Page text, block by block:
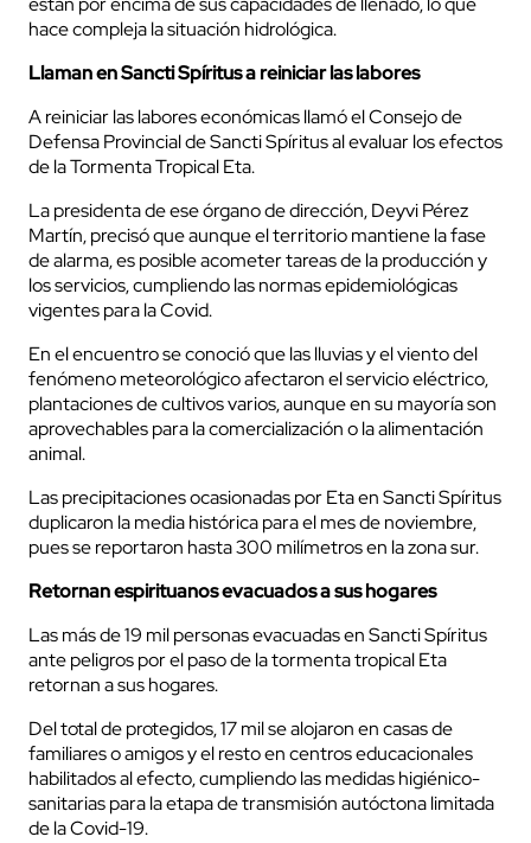
hace compleja la situación hidrológica.
Llaman en Sancti Spíritus a reiniciar las labores
A reiniciar las labores económicas llamó el Consejo de
Defensa Provincial de Sancti Spíritus al evaluar los efectos
de la Tormenta Tropical Eta.
La presidenta de ese órgano de dirección, Deyvi Pérez
Martín, precisó que aunque el territorio mantiene la fase
de alarma, es posible acometer tareas de la producción y
los servicios, cumpliendo las normas epidemiológicas
vigentes para la Covid.
En el encuentro se conoció que las lluvias y el viento del
fenómeno meteorológico afectaron el servicio eléctrico,
plantaciones de cultivos varios, aunque en su mayoría son
aprovechables para la comercialización o la alimentación
animal.
Las precipitaciones ocasionadas por Eta en Sancti Spíritus
duplicaron la media histórica para el mes de noviembre,
pues se reportaron hasta 300 milímetros en la zona sur.
Retornan espirituanos evacuados a sus hogares
Las más de 19 mil personas evacuadas en Sancti Spíritus
ante peligros por el paso de la tormenta tropical Eta
retornan a sus hogares.
Del total de protegidos, 17 mil se alojaron en casas de
familiares o amigos y el resto en centros educacionales
habilitados al efecto, cumpliendo las medidas higiénico-
sanitarias para la etapa de transmisión autóctona limitada
de la Covid-19.